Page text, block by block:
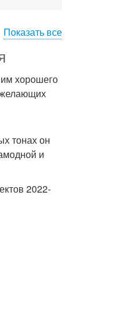
для серых
Показать все
хорошего
тонах он
и
2022-